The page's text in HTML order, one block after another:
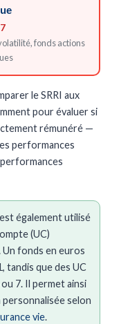
fonds actions
le SRRI aux
pour évaluer si
rémunéré —
performances
également utilisé
(UC)
fonds en euros
tandis que des UC
7. Il permet ainsi
selon
vie.